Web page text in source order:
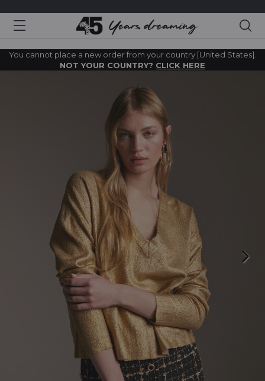
You cannot place a new order from your country [United States].
NOT YOUR COUNTRY? CLICK HERE